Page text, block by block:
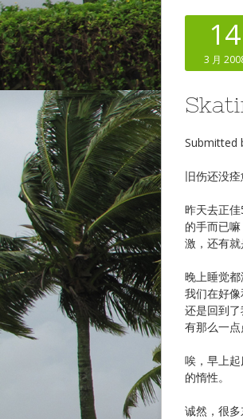
14
3 月
Submitted
旧伤还没
昨天去正
的手而已
激，还有就
晚上睡觉
我们在好
还是回到
有那么一点
唉，早上
的惰性。
诚然，很